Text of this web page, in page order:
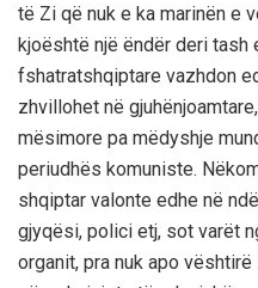
të Zi që nuk e ka marinën e
kjoështë një ëndër deri tash
fshatratshqiptare vazhdon
zhvillohet në gjuhënjoamtare,
mësimore pa mëdyshje
periudhës komuniste. Në
shqiptar valonte edhe në
gjyqësi, polici etj, sot varët
organit, pra nuk apo vështirë